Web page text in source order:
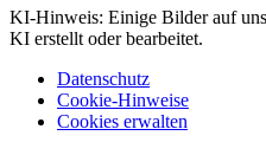
KI-Hinweis: Einige Bilder auf
KI erstellt oder bearbeitet.
Datenschutz
Cookie-Hinweise
Cookies erwalten